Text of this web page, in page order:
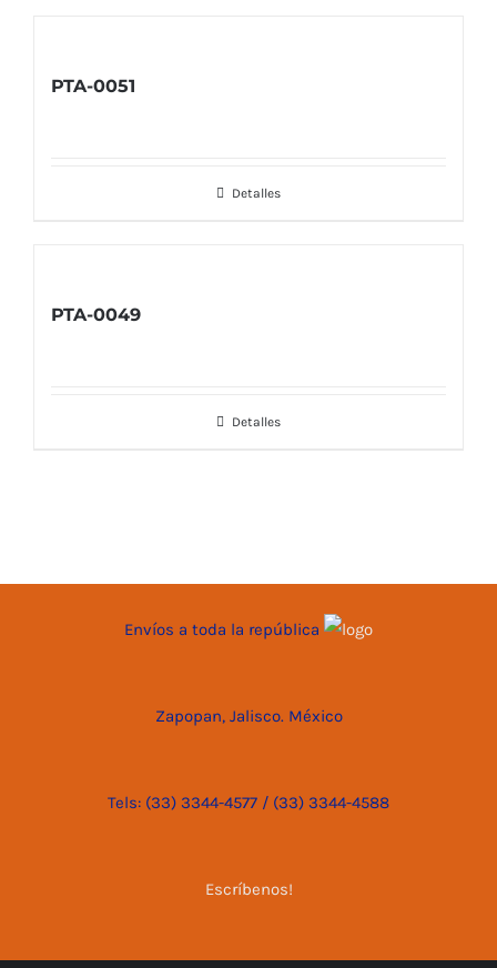
PTA-0051
Detalles
PTA-0049
Detalles
Envíos a toda la república
Zapopan, Jalisco. México
Tels: (33) 3344-4577 / (33) 3344-4588
Escríbenos!